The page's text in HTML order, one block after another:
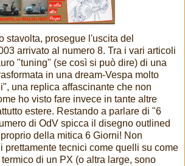
stavolta, prosegue l'uscita del
arrivato al numero 8. Tra i vari articoli
"tuning" (se così si può dire) di una
in una dream-Vespa molto
una replica affascinante che non
ho visto fare invece in tante altre
estere. Restando a parlare di "6
di OdV spicca il disegno outlined
della mitica 6 Giorni! Non
prettamente tecnici come quelli su come
di un PX (o altra large, sono